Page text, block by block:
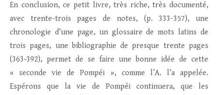
En conclusion, ce petit livre, très riche, très documenté,
avec trente-trois pages de notes, (p. 333-357), une
chronologie d’une page, un glossaire de mots latins de
trois pages, une bibliographie de presque trente pages
(363‑392), permet de se faire une bonne idée de cette
« seconde vie de Pompéi », comme l’A. l’a appelée.
Espérons que la vie de Pompéi continuera, que les